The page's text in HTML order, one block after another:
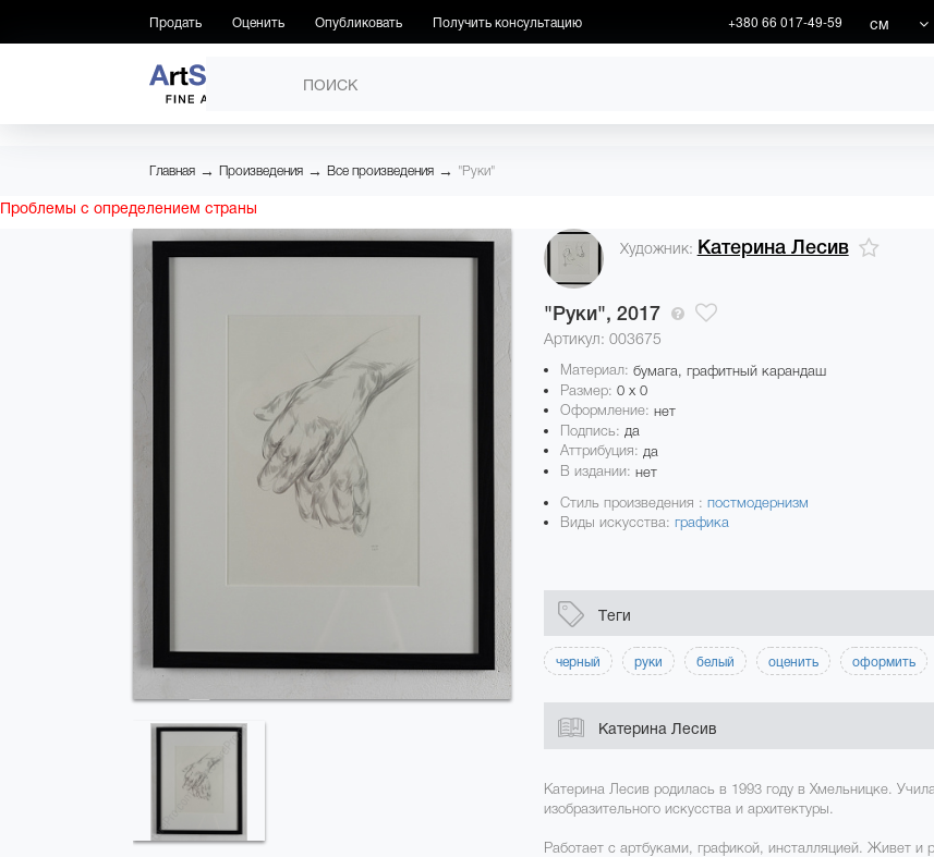
Продать Оценить Опубликовать Получить консультацию +380 66 017-49-59 см
ПРОИЗВЕДЕНИЯ
Главная → Произведения → Все произведения → "Руки"
Проблемы с определением страны
Художник: Катерина Лесив
"Руки", 2017
Артикул: 003675
Материал: бумага, графитный карандаш
Размер: 0 x 0
Оформление: нет
Подпись: да
Аттрибуция: да
В издании: нет
Стиль произведения : постмодернизм
Виды искусства: графика
Теги
черный руки белый оценить оформить
Катерина Лесив
Катерина Лесив родилась в 1993 году в Хмельницке.
изобразительного искусства и архитектуры.
Работает с артбуками, графикой, инсталляцией. Живет и